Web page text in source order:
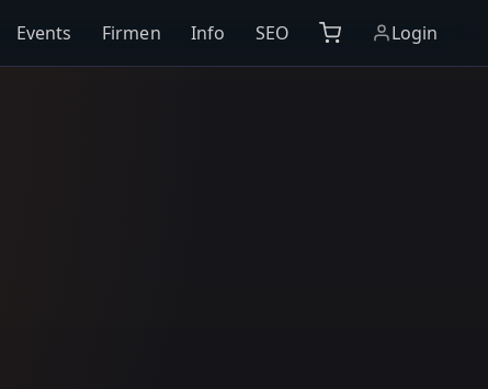
Events Firmen Info SEO Login